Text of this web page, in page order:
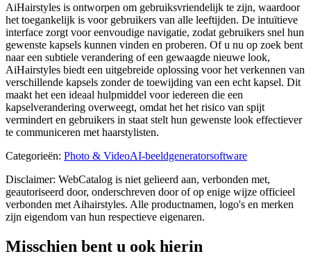
AiHairstyles is ontworpen om gebruiksvriendelijk te zijn, waardoor
het toegankelijk is voor gebruikers van alle leeftijden. De intuïtieve
interface zorgt voor eenvoudige navigatie, zodat gebruikers snel hun
gewenste kapsels kunnen vinden en proberen. Of u nu op zoek bent
naar een subtiele verandering of een gewaagde nieuwe look,
AiHairstyles biedt een uitgebreide oplossing voor het verkennen van
verschillende kapsels zonder de toewijding van een echt kapsel. Dit
maakt het een ideaal hulpmiddel voor iedereen die een
kapselverandering overweegt, omdat het het risico van spijt
vermindert en gebruikers in staat stelt hun gewenste look effectiever
te communiceren met haarstylisten.
Categorieën: Photo & VideoAI-beeldgeneratorsoftware
Disclaimer: WebCatalog is niet gelieerd aan, verbonden met,
geautoriseerd door, onderschreven door of op enige wijze officieel
verbonden met Aihairstyles. Alle productnamen, logo's en merken
zijn eigendom van hun respectieve eigenaren.
Misschien bent u ook hierin